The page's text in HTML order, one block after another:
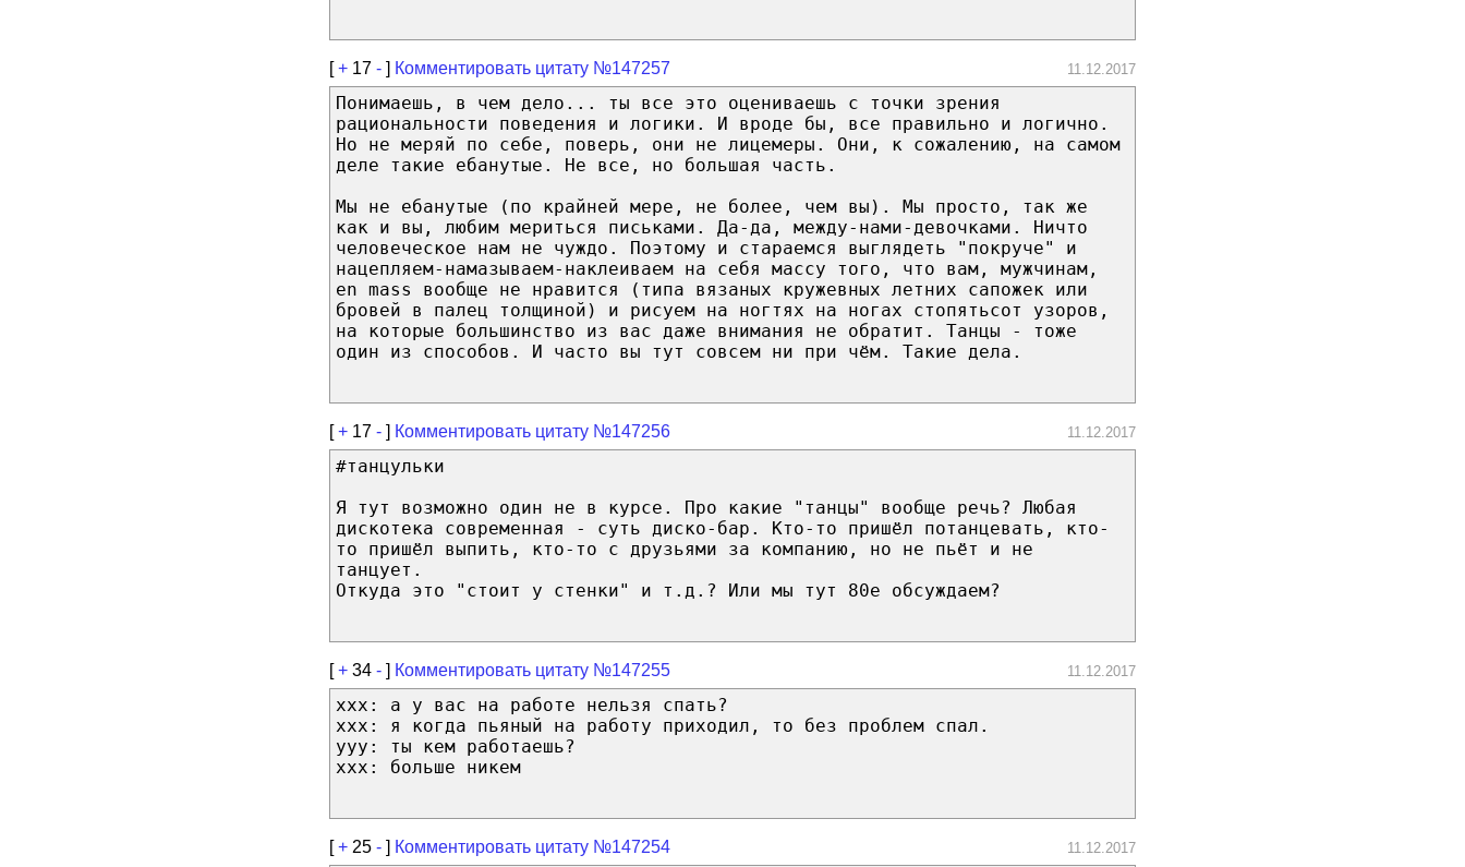
[+ 17 - ] Комментировать цитату №147257 11.12.2017
Понимаешь, в чем дело... ты все это оцениваешь с точки зрения
рациональности поведения и логики. И вроде бы, все правильно и логично.
Но не меряй по себе, поверь, они не лицемеры. Они, к сожалению, на самом
деле такие ебанутые. Не все, но большая часть.
Мы не ебанутые (по крайней мере, не более, чем вы). Мы просто, так же
как и вы, любим мериться письками. Да-да, между-нами-девочками. Ничто
человеческое нам не чуждо. Поэтому и стараемся выглядеть "покруче" и
нацепляем-намазываем-наклеиваем на себя массу того, что вам, мужчинам,
en mass вообще не нравится (типа вязаных кружевных летних сапожек или
бровей в палец толщиной) и рисуем на ногтях на ногах стопятьсот узоров,
на которые большинство из вас даже внимания не обратит. Танцы - тоже
один из способов. И часто вы тут совсем ни при чём. Такие дела.
[+ 17 - ] Комментировать цитату №147256 11.12.2017
#танцульки
Я тут возможно один не в курсе. Про какие "танцы" вообще речь? Любая
дискотека современная - суть диско-бар. Кто-то пришёл потанцевать, кто-
то пришёл выпить, кто-то с друзьями за компанию, но не пьёт и не
танцует.
Откуда это "стоит у стенки" и т.д.? Или мы тут 80е обсуждаем?
[+ 34 - ] Комментировать цитату №147255 11.12.2017
xxx: а у вас на работе нельзя спать?
xxx: я когда пьяный на работу приходил, то без проблем спал.
yyy: ты кем работаешь?
xxx: больше никем
[+ 25 - ] Комментировать цитату №147254 11.12.2017